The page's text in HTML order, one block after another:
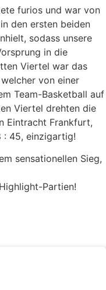
furios und war von
den ersten beiden
sodass unsere
in die
Viertel war das
von einer
Team-Basketball auf
Viertel drehten die
Eintracht Frankfurt,
: 45, einzigartig!
sensationellen Sieg,
Partien!